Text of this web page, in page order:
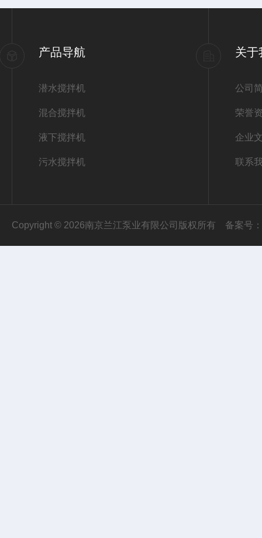
产品导航
潜水搅拌机
混合搅拌机
液下搅拌机
污水搅拌机
关于
公司
荣誉
企业
联系
Copyright © 2026南京兰江泵业有限公司版权所有 备案号